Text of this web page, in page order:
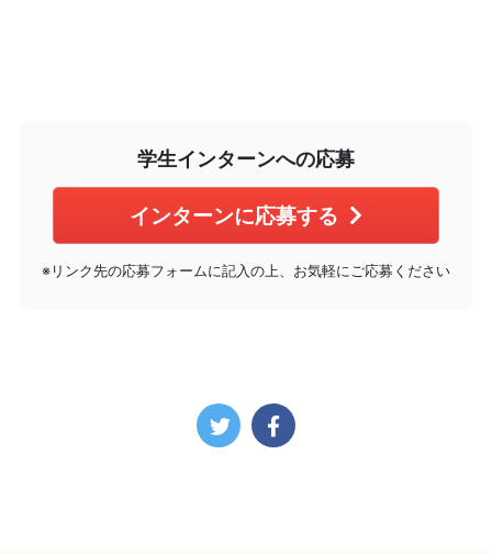
学生インターンへの応募
インターンに応募する
※リンク先の応募フォームに記入の上、お気軽にご応募ください